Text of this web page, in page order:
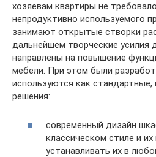
хозяевам квартиры не
непродуктивно используемого
занимают открытые створки
дальнейшем творческие усилия
направлены на повышение
мебели. При этом были
используются как
решения:
современный дизайн
классическом стиле и
устанавливать их в